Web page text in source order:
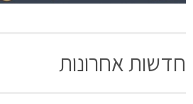
חדשות אחרונות